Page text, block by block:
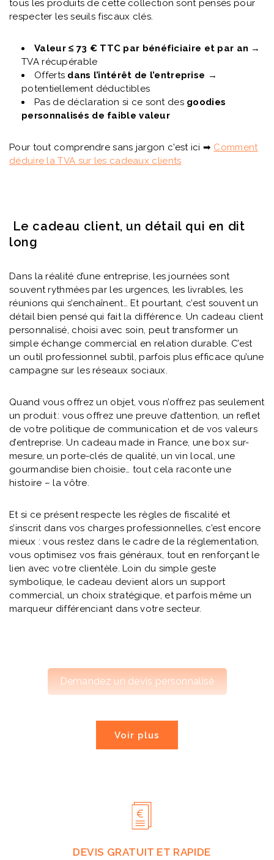
tous les produits de cette collection sont pensés pour
respecter les seuils fiscaux clés.
Valeur ≤ 73 € TTC par bénéficiaire et par an →
TVA récupérable
Offerts dans l’intérêt de l’entreprise →
potentiellement déductibles
Pas de déclaration si ce sont des goodies
personnalisés de faible valeur
Pour tout comprendre sans jargon c'est ici ➡ Comment
déduire la TVA sur les cadeaux clients
Le cadeau client, un détail qui en dit
long
Dans la réalité d’une entreprise, les journées sont
souvent rythmées par les urgences, les livrables, les
réunions qui s’enchaînent… Et pourtant, c’est souvent un
détail bien pensé qui fait la différence. Un cadeau client
personnalisé, choisi avec soin, peut transformer un
simple échange commercial en relation durable. C’est
un outil professionnel subtil, parfois plus efficace qu’une
campagne sur les réseaux sociaux.
Quand vous offrez un objet, vous n’offrez pas seulement
un produit : vous offrez une preuve d’attention, un reflet
de votre politique de communication et de vos valeurs
d’entreprise. Un cadeau made in France, une box sur-
mesure, un porte-clés de qualité, un vin local, une
gourmandise bien choisie… tout cela raconte une
histoire – la vôtre.
Et si ce présent respecte les règles de fiscalité et
s’inscrit dans vos charges professionnelles, c’est encore
mieux : vous restez dans le cadre de la réglementation,
vous optimisez vos frais généraux, tout en renforçant le
lien avec votre clientèle. Loin du simple geste
symbolique, le cadeau devient alors un support
commercial, un choix stratégique, et parfois même un
marqueur différenciant dans votre secteur.
Demandez un devis personnalisé
Voir plus
DEVIS GRATUIT ET RAPIDE